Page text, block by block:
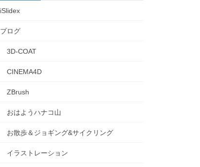
iSlidex
ブログ
3D-COAT
CINEMA4D
ZBrush
おはようハナコ山
お散歩＆ジョギング&サイクリング
イラストレーション